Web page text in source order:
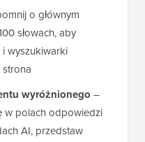
o głównym
słowach, aby
wyszukiwarki
strona
wyróżnionego –
w polach odpowiedzi
AI, przedstaw